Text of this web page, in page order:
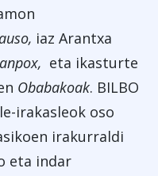
iaz Arantxa
eta ikasturte
Obabakoak. BILBO
irakasleok oso
irakurraldi
eta indar